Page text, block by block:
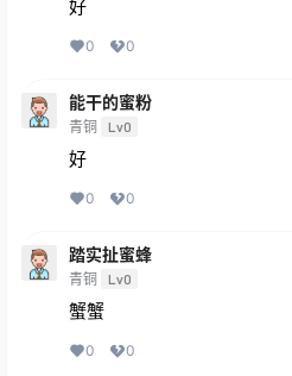
好
0 0
能干的蜜粉
青铜 Lv0
好
0 0
踏实扯蜜蜂
青铜 Lv0
蟹蟹
0 0